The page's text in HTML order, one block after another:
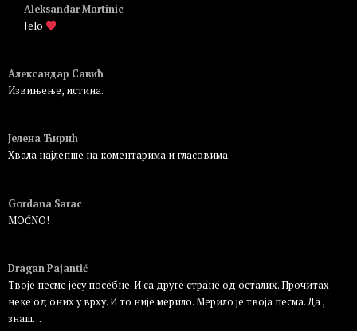
Aleksandar Martinic
Jelo
Александар Савић
Извињење, истина.
Јелена Ћирић
Хвала најлепше на коментарима и гласовима.
Gordana Sarac
MOĆNO!
Dragan Pajantić
Твоје песме јесу посебне. И са друге стране од осталих. Прочитах
неке од оних у врху. И то није мерило. Мерило је твоја песма. Да ,
знаш…